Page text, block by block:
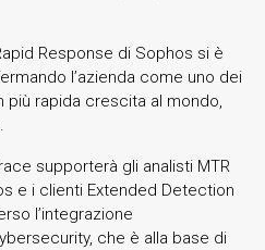
Response di Sophos si è
l’azienda come uno dei
più rapida crescita al mondo,
supporterà gli analisti MTR
e i clienti Extended Detection
l’integrazione
che è alla base di